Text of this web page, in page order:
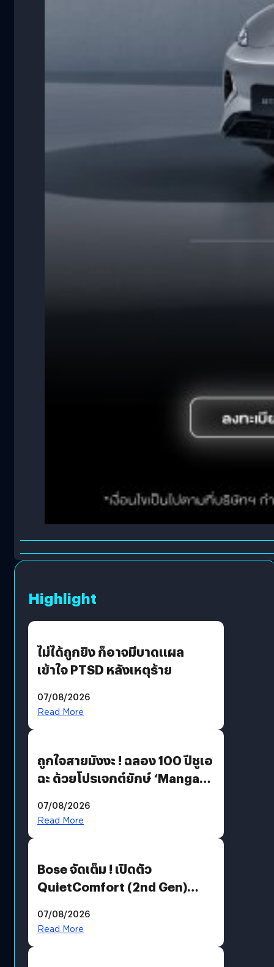
Highlight
ไม่ได้ถูกยิง ก็อาจมีบาดแผล
เข้าใจ PTSD หลังเหตุร้าย
07/08/2026
Read More
ถูกใจสายมังงะ ! ฉลอง 100 ปีชูเอ
ฉะ ด้วยโปรเจกต์ยักษ์ ‘Manga
มีภาษาไทยด้วย
07/08/2026
Read More
Bose จัดเต็ม ! เปิดตัว
QuietComfort (2nd Gen)
07/08/2026
Read More